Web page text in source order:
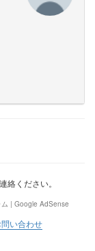
絡ください。
| Google AdSense
問い合わせ